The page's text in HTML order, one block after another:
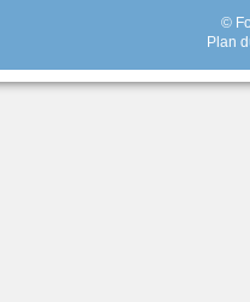
©
Plan